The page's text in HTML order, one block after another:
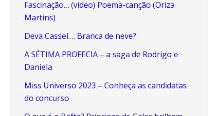
Fascinação… (vídeo) Poema-canção (Oriza
Martins)
Deva Cassel…. Branca de neve?
A SÉTIMA PROFECIA – a saga de Rodrigo e
Daniela
Miss Universo 2023 – Conheça as candidatas
do concurso